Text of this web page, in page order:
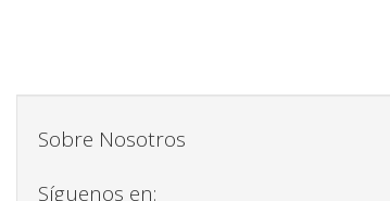
Sobre Nosotros
Síguenos en: